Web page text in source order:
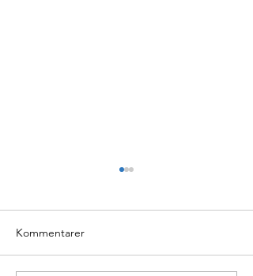
Kommentarer